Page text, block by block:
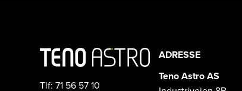
Tlf: 71 56 57 10
ADRESSE
Teno Astro AS